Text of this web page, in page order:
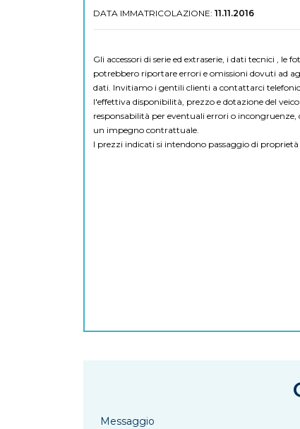
DATA IMMATRICOLAZIONE: 11.11.2016
Gli accessori di serie ed extraserie, i dati tecnici , le
potrebbero riportare errori e omissioni dovuti ad
dati. Invitiamo i gentili clienti a contattarci
l'effettiva disponibilità, prezzo e dotazione del
responsabilità per eventuali errori o
un impegno contrattuale.
I prezzi indicati si intendono passaggio di proprietà
Messaggio